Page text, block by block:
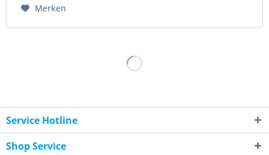
Merken
Service Hotline
Shop Service